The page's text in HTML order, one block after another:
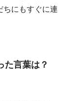
ちにもすぐに連
た言葉は？